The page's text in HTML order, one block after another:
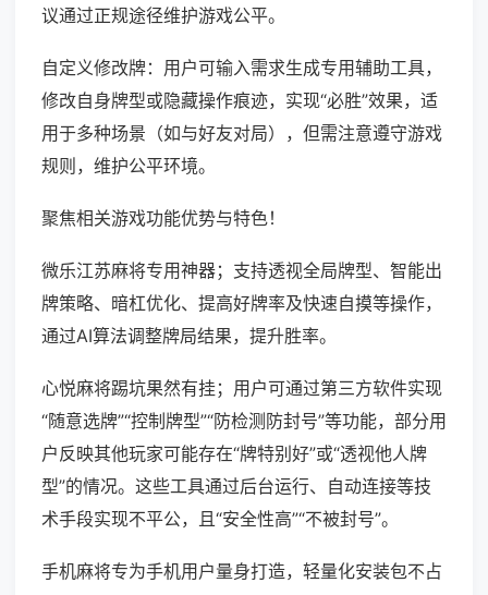
议通过正规途径维护游戏公平。
自定义修改牌：用户可输入需求生成专用辅助工具，
修改自身牌型或隐藏操作痕迹，实现“必胜”效果，适
用于多种场景（如与好友对局），但需注意遵守游戏
规则，维护公平环境。
聚焦相关游戏功能优势与特色！
微乐江苏麻将专用神器；支持透视全局牌型、智能出
牌策略、暗杠优化、提高好牌率及快速自摸等操作，
通过AI算法调整牌局结果，提升胜率。
心悦麻将踢坑果然有挂；用户可通过第三方软件实现
“随意选牌”“控制牌型”“防检测防封号”等功能，部分用
户反映其他玩家可能存在“牌特别好”或“透视他人牌
型”的情况。这些工具通过后台运行、自动连接等技
术手段实现不平公，且“安全性高”“不被封号”。
手机麻将专为手机用户量身打造，轻量化安装包不占